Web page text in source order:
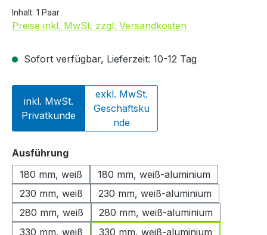
Inhalt: 1 Paar
Preise inkl. MwSt. zzgl. Versandkosten
Sofort verfügbar, Lieferzeit: 10-12 Tag
inkl. MwSt.
Privatkunde
exkl. MwSt.
Geschäftsku
nde
Ausführungauswählen
180 mm, weiß
180 mm, weiß-aluminium
230 mm, weiß
230 mm, weiß-aluminium
280 mm, weiß
280 mm, weiß-aluminium
330 mm, weiß
330 mm, weiß-aluminium